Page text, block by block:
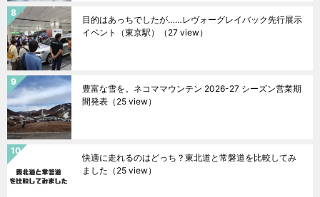
目的はあっちでしたが……レヴォーグレイバック先行展示
イベント（東京駅）
（27 view）
豊富な雪を。ネコママウンテン 2026-27 シーズン営業期
間発表 （25 view）
快適に走れるのはどっち？東北道と常磐道を比較してみ
ました （25 view）